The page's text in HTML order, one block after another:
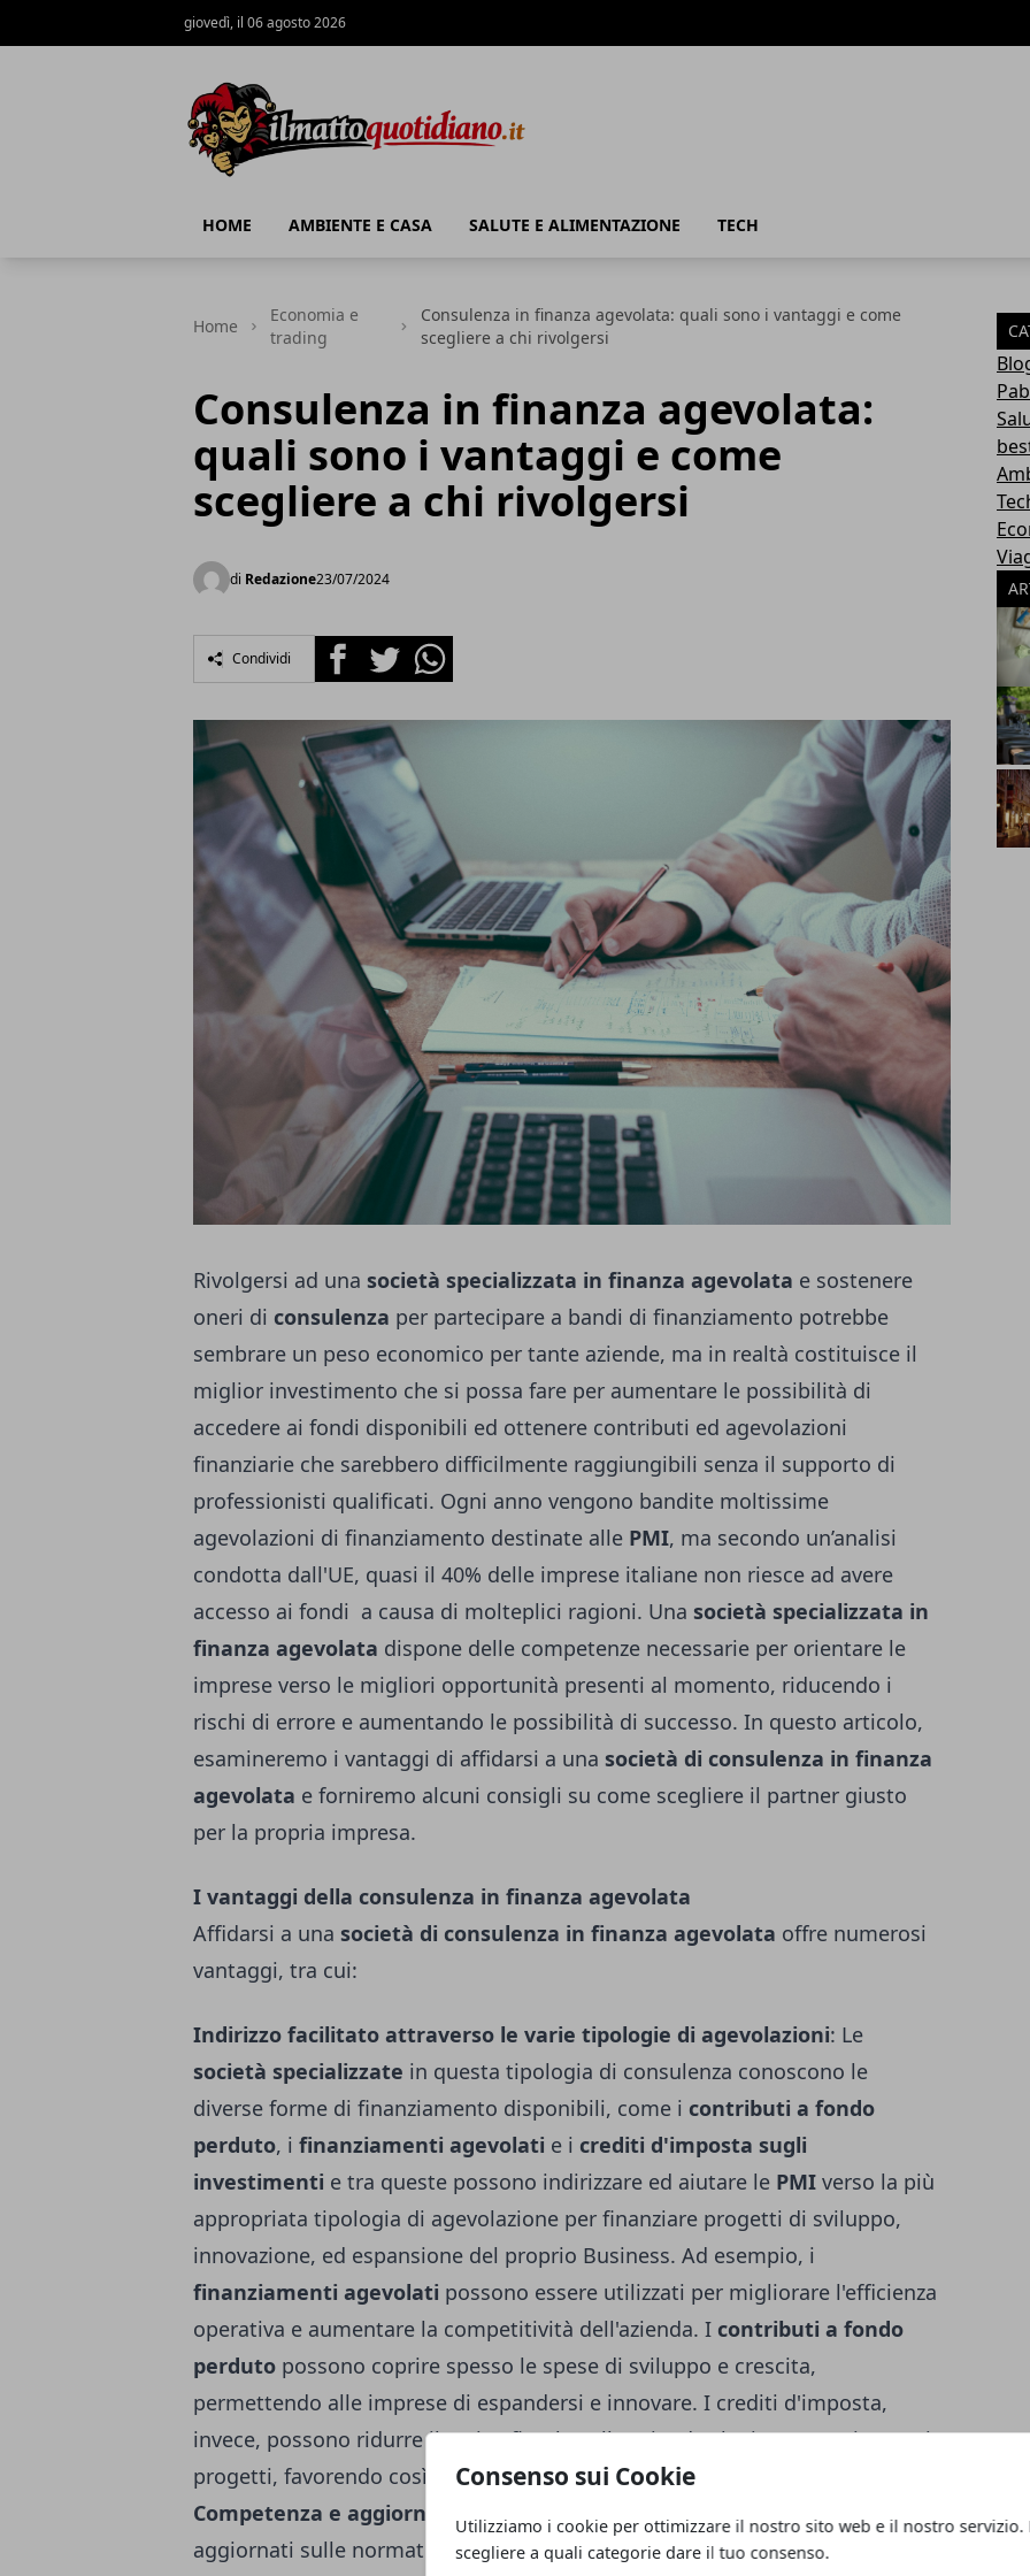
Consenso sui Cookie
Utilizziamo i cookie per ottimizzare il nostro sito web e il nostro servizio.
scegliere a quali categorie dare il tuo consenso.
giovedì, il 06 agosto 2026
HOME AMBIENTE E CASA SALUTE E ALIMENTAZIONE TECH
Home
Economia e
trading
Consulenza in finanza agevolata: quali sono i vantaggi e come
scegliere a chi rivolgersi
Consulenza in finanza agevolata:
quali sono i vantaggi e come
scegliere a chi rivolgersi
di Redazione23/07/2024
Condividi FacebookTwitterWhatsapp
Rivolgersi ad una società specializzata in finanza agevolata e sostenere
oneri di consulenza per partecipare a bandi di finanziamento potrebbe
sembrare un peso economico per tante aziende, ma in realtà costituisce il
miglior investimento che si possa fare per aumentare le possibilità di
accedere ai fondi disponibili ed ottenere contributi ed agevolazioni
finanziarie che sarebbero difficilmente raggiungibili senza il supporto di
professionisti qualificati. Ogni anno vengono bandite moltissime
agevolazioni di finanziamento destinate alle PMI, ma secondo un’analisi
condotta dall'UE, quasi il 40% delle imprese italiane non riesce ad avere
accesso ai fondi a causa di molteplici ragioni. Una società specializzata in
finanza agevolata dispone delle competenze necessarie per orientare le
imprese verso le migliori opportunità presenti al momento, riducendo i
rischi di errore e aumentando le possibilità di successo. In questo articolo,
esamineremo i vantaggi di affidarsi a una società di consulenza in finanza
agevolata e forniremo alcuni consigli su come scegliere il partner giusto
per la propria impresa.
I vantaggi della consulenza in finanza agevolata
Affidarsi a una società di consulenza in finanza agevolata offre numerosi
vantaggi, tra cui:
Indirizzo facilitato attraverso le varie tipologie di agevolazioni: Le
società specializzate in questa tipologia di consulenza conoscono le
diverse forme di finanziamento disponibili, come i contributi a fondo
perduto, i finanziamenti agevolati e i crediti d'imposta sugli
investimenti e tra queste possono indirizzare ed aiutare le PMI verso la più
appropriata tipologia di agevolazione per finanziare progetti di sviluppo,
innovazione, ed espansione del proprio Business. Ad esempio, i
finanziamenti agevolati possono essere utilizzati per migliorare l'efficienza
operativa e aumentare la competitività dell'azienda. I contributi a fondo
perduto possono coprire spesso le spese di sviluppo e crescita,
permettendo alle imprese di espandersi e innovare. I crediti d'imposta,
invece, possono ridurre il carico fiscale sulle aziende che investono in nuovi
progetti, favorendo così la modernizzazione e l'innovazione.
Competenza e aggiornamento costante
consulentisono sempre
aggiornati sulle normative e sui bandi disponibili, garantendo alle imprese